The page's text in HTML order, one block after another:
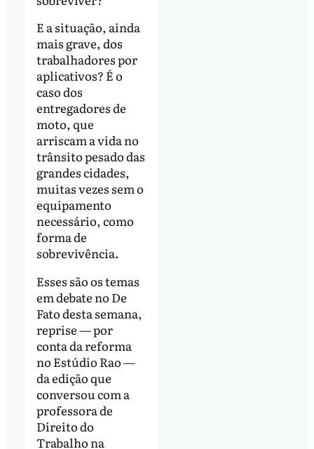
E a situação, ainda
mais grave, dos
trabalhadores por
aplicativos? É o
caso dos
entregadores de
moto, que
arriscam a vida no
trânsito pesado das
grandes cidades,
muitas vezes sem o
equipamento
necessário, como
forma de
sobrevivência.
Esses são os temas
em debate no De
Fato desta semana,
reprise — por
conta da reforma
no Estúdio Rao —
da edição que
conversou com a
professora de
Direito do
Trabalho na